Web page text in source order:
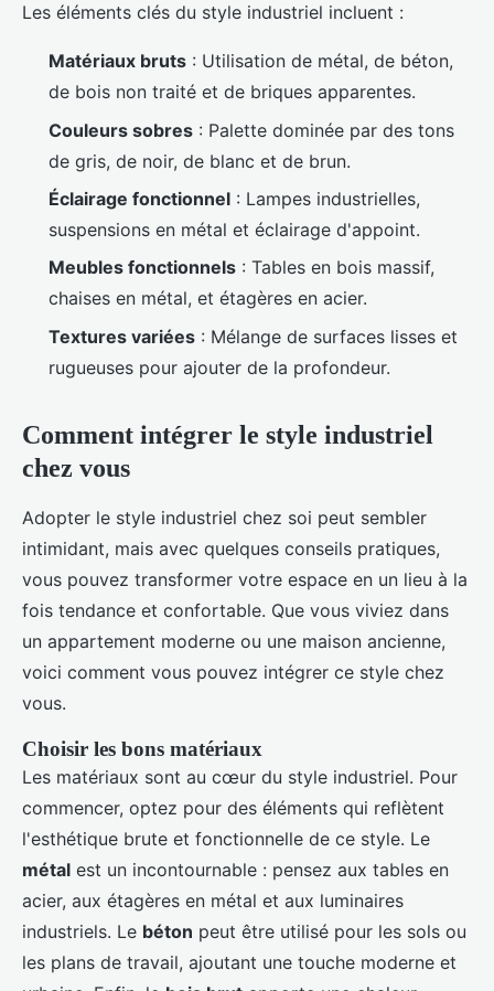
Les éléments clés du style industriel incluent :
Matériaux bruts : Utilisation de métal, de béton,
de bois non traité et de briques apparentes.
Couleurs sobres : Palette dominée par des tons
de gris, de noir, de blanc et de brun.
Éclairage fonctionnel : Lampes industrielles,
suspensions en métal et éclairage d'appoint.
Meubles fonctionnels : Tables en bois massif,
chaises en métal, et étagères en acier.
Textures variées : Mélange de surfaces lisses et
rugueuses pour ajouter de la profondeur.
Comment intégrer le style industriel
chez vous
Adopter le style industriel chez soi peut sembler
intimidant, mais avec quelques conseils pratiques,
vous pouvez transformer votre espace en un lieu à la
fois tendance et confortable. Que vous viviez dans
un appartement moderne ou une maison ancienne,
voici comment vous pouvez intégrer ce style chez
vous.
Choisir les bons matériaux
Les matériaux sont au cœur du style industriel. Pour
commencer, optez pour des éléments qui reflètent
l'esthétique brute et fonctionnelle de ce style. Le
métal est un incontournable : pensez aux tables en
acier, aux étagères en métal et aux luminaires
industriels. Le béton peut être utilisé pour les sols ou
les plans de travail, ajoutant une touche moderne et